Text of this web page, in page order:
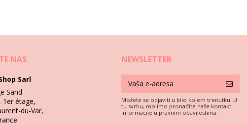
NAS
Sarl
Sand
1er étage,
du-Var,
NEWSLETTER
Možete se odjaviti u bilo kojem trenutku. U
tu svrhu, molimo pronađite naše kontakt
informacije u pravnim obavijestima.